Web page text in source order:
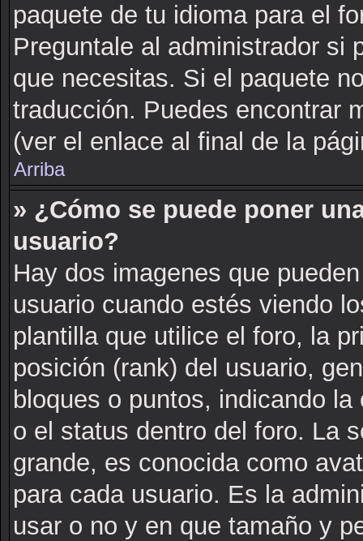
paquete de tu idioma para el
Preguntale al administrador si
que necesitas. Si el paquete
traducción. Puedes encontrar
(ver el enlace al final de la
Arriba
» ¿Cómo se puede poner
usuario?
Hay dos imagenes que
usuario cuando estés viendo
plantilla que utilice el foro, la
posición (rank) del usuario,
bloques o puntos, indicando
o el status dentro del foro. La
grande, es conocida como
para cada usuario. Es la
usar o no y en que tamaño y